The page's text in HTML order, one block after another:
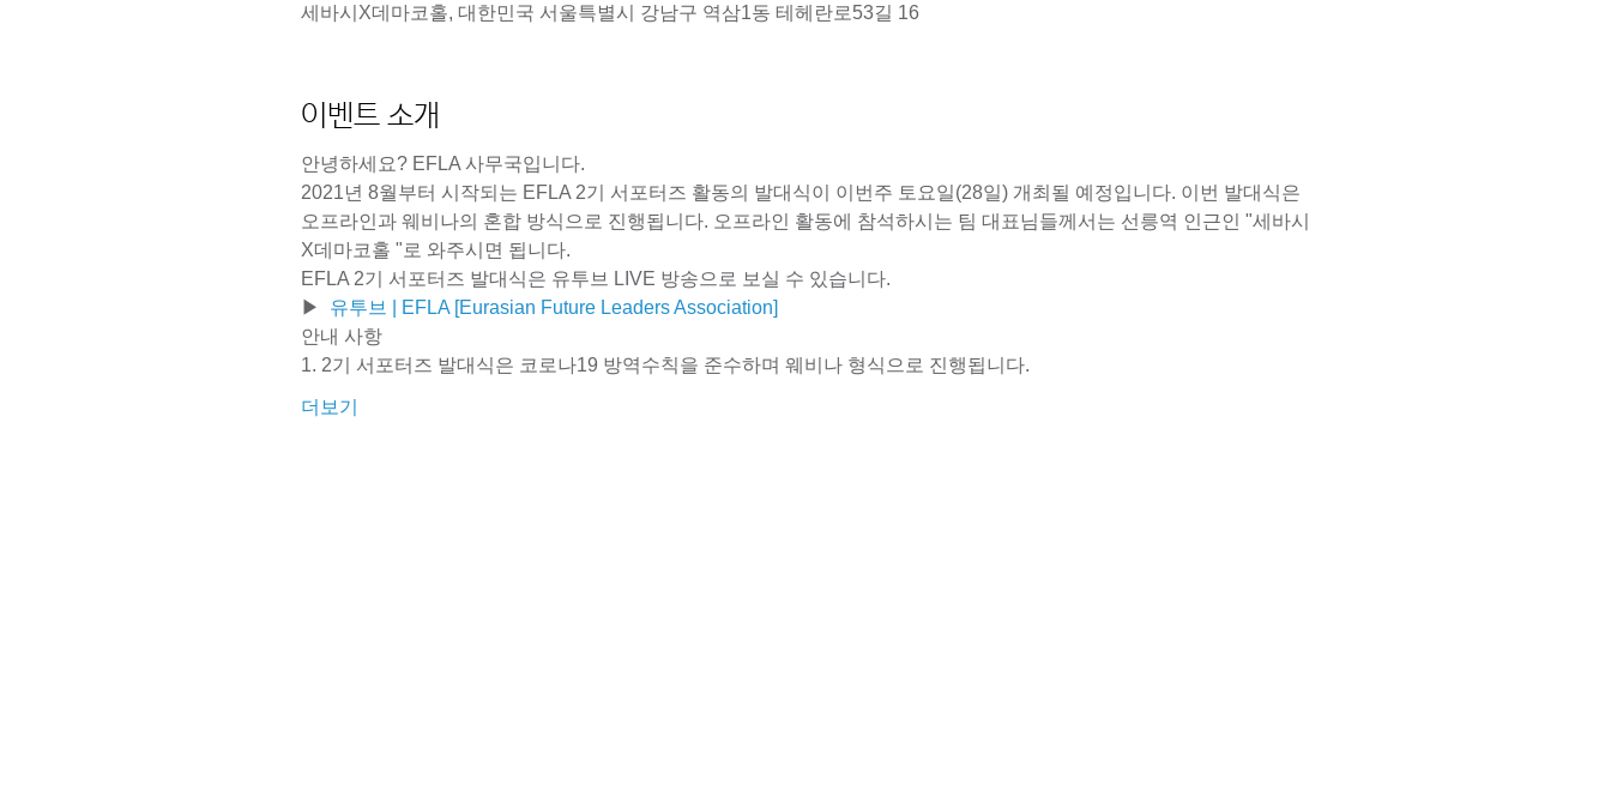
세바시X데마코홀, 대한민국 서울특별시 강남구 역삼1동 테헤란로53길 16
이벤트 소개
안녕하세요? EFLA 사무국입니다.
2021년 8월부터 시작되는 EFLA 2기 서포터즈 활동의 발대식이 이번주 토요일(28일) 개최될 예정입니다. 이번 발대식은
오프라인과 웨비나의 혼합 방식으로 진행됩니다. 오프라인 활동에 참석하시는 팀 대표님들께서는 선릉역 인근인 "세바시
X데마코홀 "​로 와주시면 됩니다.
EFLA 2기 서포터즈 발대식은 유투브 LIVE 방송으로 보실 수 있습니다.
▶ 유투브 | EFLA [Eurasian Future Leaders Association]
안내 사항
1. 2기 서포터즈 발대식은 코로나19 방역수칙을 준수하며 웨비나 형식으로 진행됩니다.
더보기